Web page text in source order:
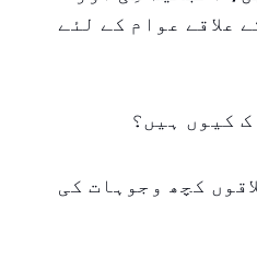
علاقے عوام کے لئے
کیوں ہیں؟
کچھ وجوہات کی